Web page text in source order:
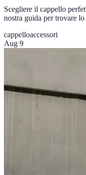
Scegliere il cappello
nostra guida per trovare
cappelloaccessori
Aug 9